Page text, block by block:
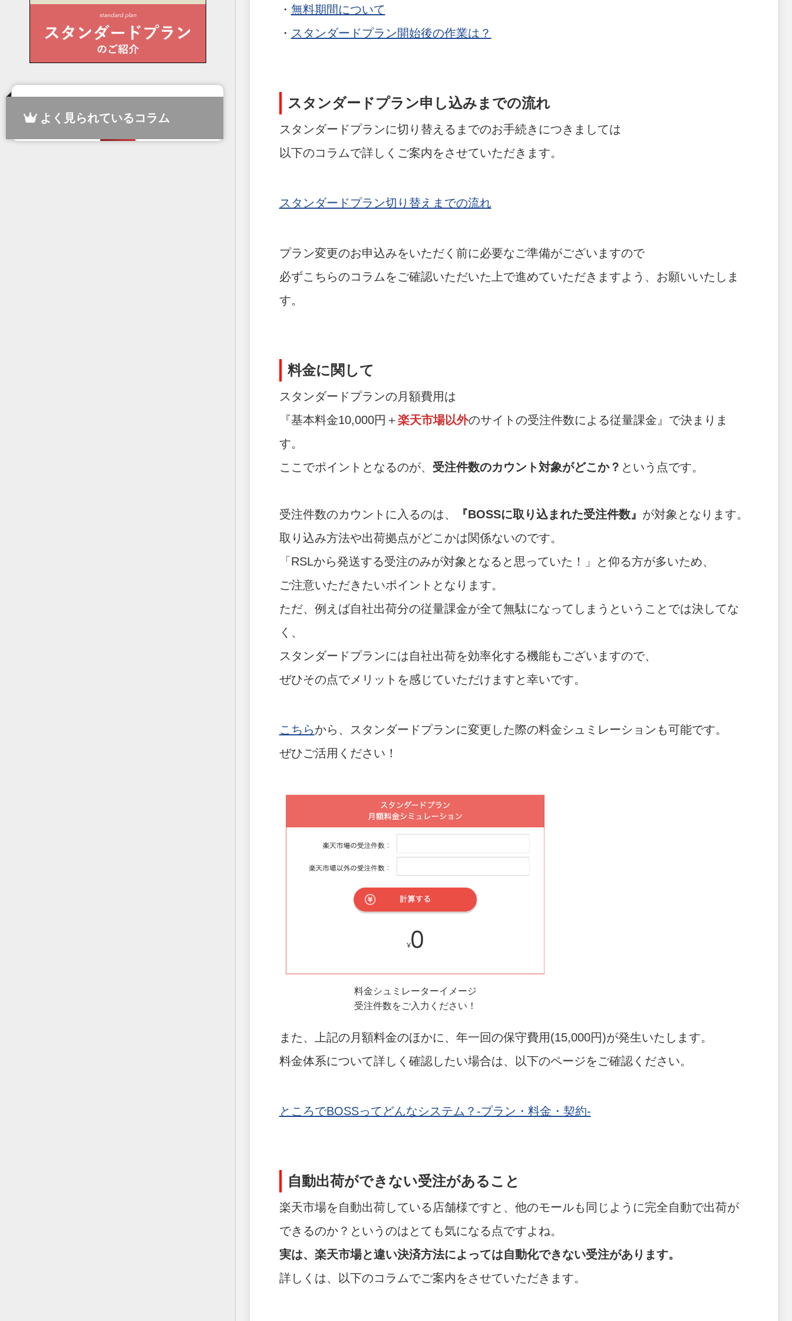
よく見られているコラム
・ 無料期間について
・ スタンダードプラン開始後の作業は？
スタンダードプラン申し込みまでの流れ
スタンダードプランに切り替えるまでのお手続きにつきましては
以下のコラムで詳しくご案内をさせていただきます。
スタンダードプラン切り替えまでの流れ
プラン変更のお申込みをいただく前に必要なご準備がございますので
必ずこちらのコラムをご確認いただいた上で進めていただきますよう、お願いいたしま
す。
料金に関して
スタンダードプランの月額費用は
『基本料金10,000円＋楽天市場以外のサイトの受注件数による従量課金』で決まりま
す。
ここでポイントとなるのが、 受注件数のカウント対象がどこか？ という点です。
受注件数のカウントに入るのは、 『BOSSに取り込まれた受注件数』 が対象となります。
取り込み方法や出荷拠点がどこかは関係ないのです。
「RSLから発送する受注のみが対象となると思っていた！」と仰る方が多いため、
ご注意いただきたいポイントとなります。
ただ、例えば自社出荷分の従量課金が全て無駄になってしまうということでは決してな
く、
スタンダードプランには自社出荷を効率化する機能もございますので、
ぜひその点でメリットを感じていただけますと幸いです。
こちらから、スタンダードプランに変更した際の料金シュミレーションも可能です。
ぜひご活用ください！
料金シュミレーターイメージ
受注件数をご入力ください！
また、上記の月額料金のほかに、年一回の保守費用(15,000円)が発生いたします。
料金体系について詳しく確認したい場合は、以下のページをご確認ください。
ところでBOSSってどんなシステム？-プラン・料金・契約-
自動出荷ができない受注があること
楽天市場を自動出荷している店舗様ですと、他のモールも同じように完全自動で出荷が
できるのか？というのはとても気になる点ですよね。
実は、楽天市場と違い決済方法によっては自動化できない受注があります。
詳しくは、以下のコラムでご案内をさせていただきます。